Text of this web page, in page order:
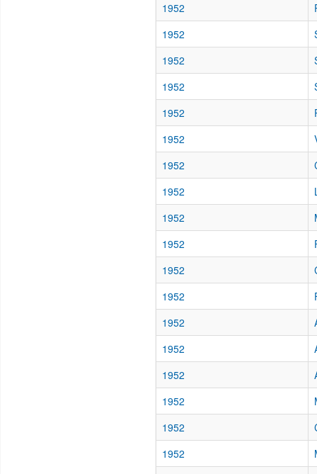
1952
1952
1952
1952
1952
1952
1952
1952
1952
1952
1952
1952
1952
1952
1952
1952
1952
1952